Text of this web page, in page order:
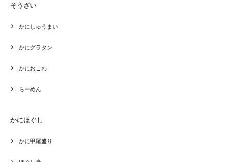
そうざい
かにしゅうまい
かにグラタン
かにおこわ
らーめん
かにほぐし
かに甲羅盛り